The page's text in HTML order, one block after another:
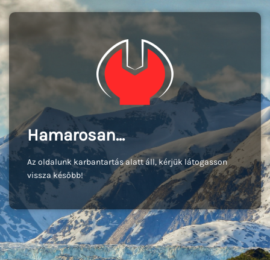
Hamarosan...
Az oldalunk karbantartás alatt áll, kérjük látogasson
vissza később!